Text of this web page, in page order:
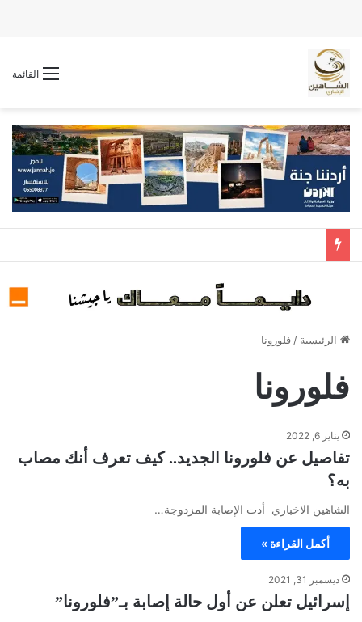
القائمة
الرئيسية / فلورونا
فلورونا
يناير 6, 2022
تفاصيل عن فلورونا الجديد.. كيف تعرف أنك مصاب
به؟
الشاهين الاخباري أدت الإصابة المزدوجة…
أكمل القراءة »
ديسمبر 31, 2021
إسرائيل تعلن عن أول حالة إصابة بـ”فلورونا”